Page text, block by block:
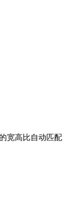
宽高比自动匹配